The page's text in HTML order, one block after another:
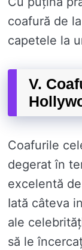
coafură de
capetele la
V.
Coafurile
degerat în
excelentă
Iată câteva
ale
să le